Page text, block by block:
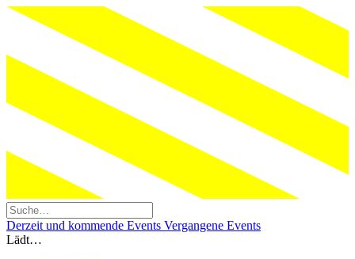
Derzeit und kommende Events Vergangene Events
Lädt…